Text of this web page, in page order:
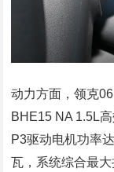
动力方面，领克
BHE15 NA 1.5L
P3驱动电机功率
瓦，系统综合最